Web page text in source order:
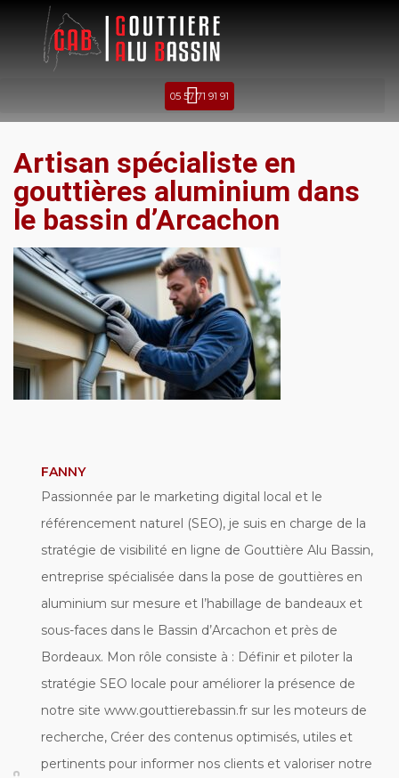
05 57 71 91 91
Artisan spécialiste en
gouttières aluminium dans
le bassin d’Arcachon
FANNY
Passionnée par le marketing digital local et le
référencement naturel (SEO), je suis en charge de la
stratégie de visibilité en ligne de Gouttière Alu Bassin,
entreprise spécialisée dans la pose de gouttières en
aluminium sur mesure et l’habillage de bandeaux et
sous-faces dans le Bassin d’Arcachon et près de
Bordeaux. Mon rôle consiste à : Définir et piloter la
stratégie SEO locale pour améliorer la présence de
notre site www.gouttierebassin.fr sur les moteurs de
recherche, Créer des contenus optimisés, utiles et
pertinents pour informer nos clients et valoriser notre